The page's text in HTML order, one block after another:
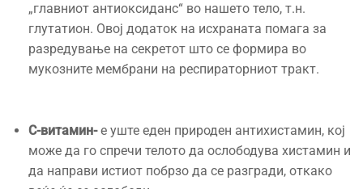
„главниот антиоксиданс“ во нашето тело, т.н.
глутатион. Овој додаток на исхраната помага за
разредување на секретот што се формира во
мукозните мембрани на респираторниот тракт.
C-витамин-е уште еден природен антихистамин, кој
може да го спречи телото да ослободува хистамин и
да направи истиот побрзо да се разгради, откако